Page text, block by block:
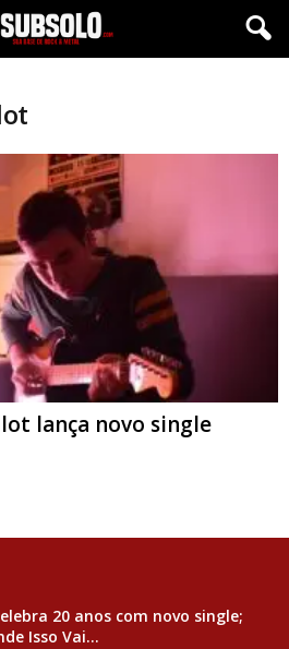
lança novo single
20 anos com novo single;
Isso Vai...